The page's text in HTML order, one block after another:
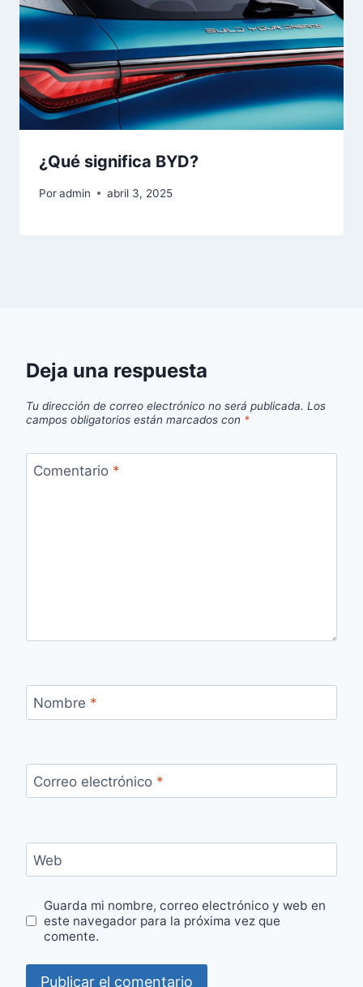
¿Qué significa BYD?
Poradmin abril 3, 2025
Deja una respuesta
Tu dirección de correo electrónico no será publicada. Los
campos obligatorios están marcados con *
Comentario *
Nombre *
Correo electrónico *
Web
Guarda mi nombre, correo electrónico y web en
este navegador para la próxima vez que
comente.